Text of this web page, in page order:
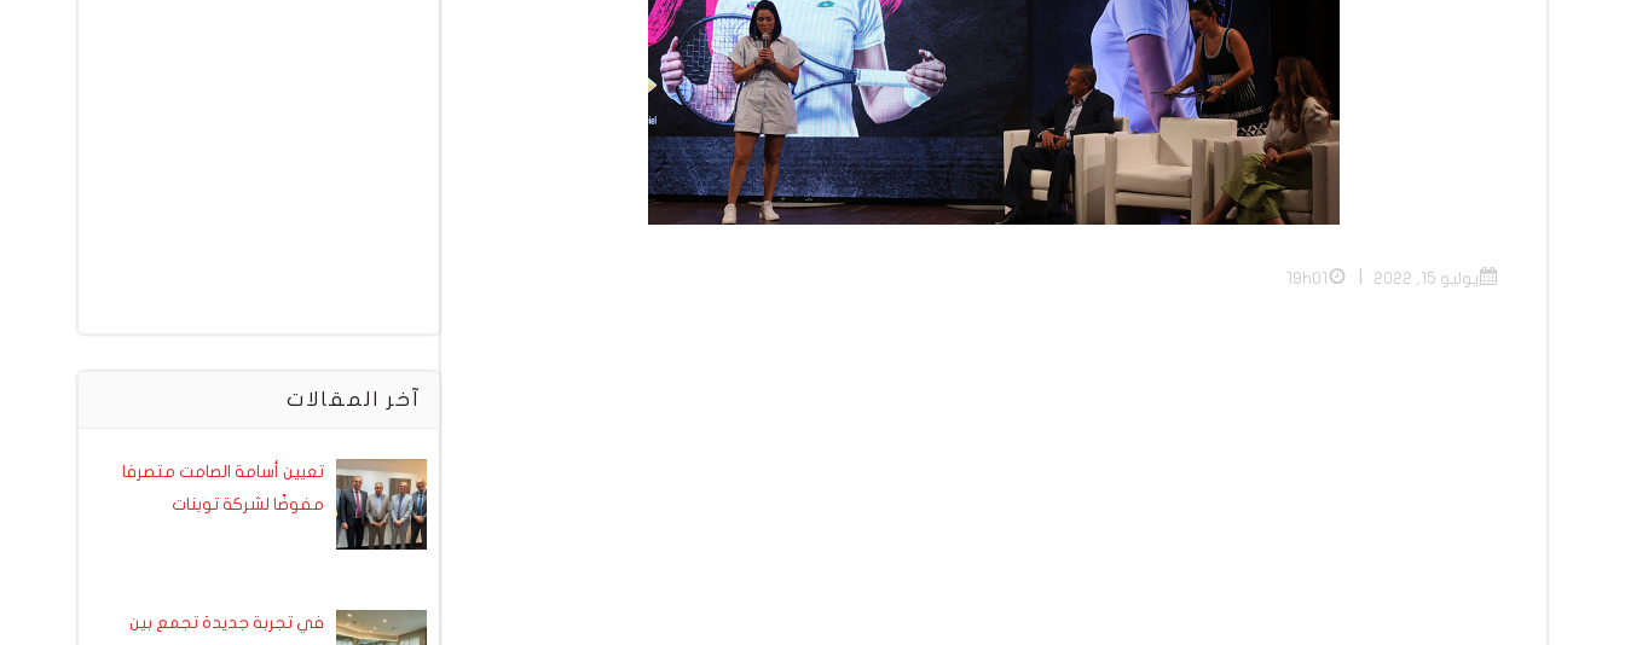
يوليو 15, 2022 19h01
آخر المقالات
تعيين أسامة الصامت متصرفا
مفوضًا لشركة توبنات
في تجربة جديدة تجمع بين